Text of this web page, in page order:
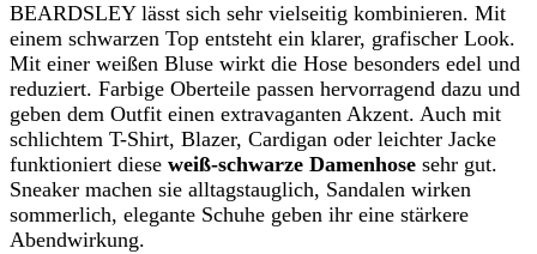
BEARDSLEY lässt sich sehr vielseitig kombinieren. Mit
einem schwarzen Top entsteht ein klarer, grafischer Look.
Mit einer weißen Bluse wirkt die Hose besonders edel und
reduziert. Farbige Oberteile passen hervorragend dazu und
geben dem Outfit einen extravaganten Akzent. Auch mit
schlichtem T-Shirt, Blazer, Cardigan oder leichter Jacke
funktioniert diese weiß-schwarze Damenhose sehr gut.
Sneaker machen sie alltagstauglich, Sandalen wirken
sommerlich, elegante Schuhe geben ihr eine stärkere
Abendwirkung.